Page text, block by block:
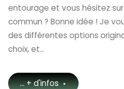
entourage et vous hésitez
commun ? Bonne idée ! Je
des différentes options
choix, et…
... + d'infos
"Un